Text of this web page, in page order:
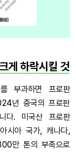
게 하락시킬 것
부과하면 프로판
년 중국의 프로판
다. 미국산 프로판
시아 국가, 캐나다,
만 톤의 부족으로